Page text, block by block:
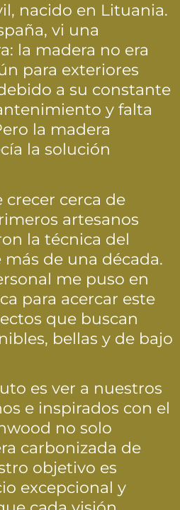
nacido en Lituania.
vi una
la madera no era
para exteriores
a su constante
y falta
la madera
la solución
crecer cerca de
artesanos
la técnica del
de una década.
me puso en
para acercar este
que buscan
bellas y de bajo
es ver a nuestros
e inspirados con el
no solo
carbonizada de
objetivo es
excepcional y